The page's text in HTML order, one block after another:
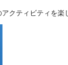
クティビティを楽